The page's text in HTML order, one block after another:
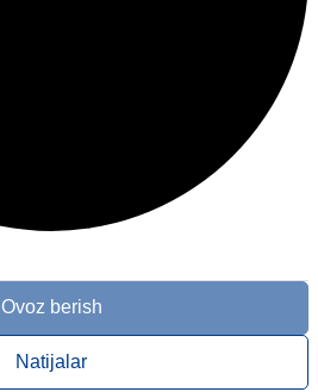
Ovoz berish
Natijalar